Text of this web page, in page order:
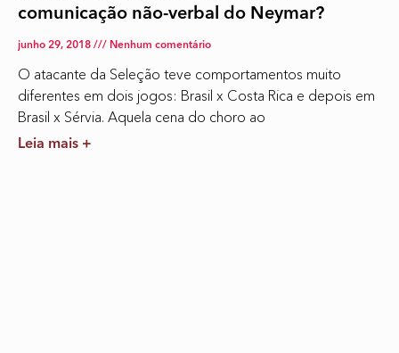
comunicação não-verbal do Neymar?
junho 29, 2018 Nenhum comentário
O atacante da Seleção teve comportamentos muito
diferentes em dois jogos: Brasil x Costa Rica e depois em
Brasil x Sérvia. Aquela cena do choro ao
Leia mais +